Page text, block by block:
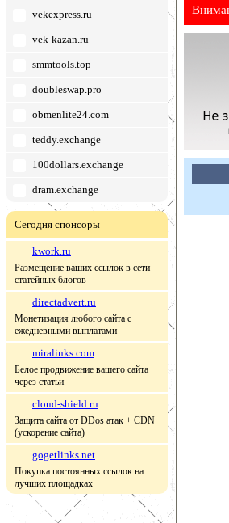
vekexpress.ru
vek-kazan.ru
smmtools.top
doubleswap.pro
obmenlite24.com
teddy.exchange
100dollars.exchange
dram.exchange
Сегодня спонсоры
kwork.ru
Размещение ваших ссылок в сети
статейных блогов
directadvert.ru
Монетизация любого сайта с
ежедневными выплатами
miralinks.com
Белое продвижение вашего сайта
через статьи
cloud-shield.ru
Защита сайта от DDos атак + CDN
(ускорение сайта)
gogetlinks.net
Покупка постоянных ссылок на
лучших площадках